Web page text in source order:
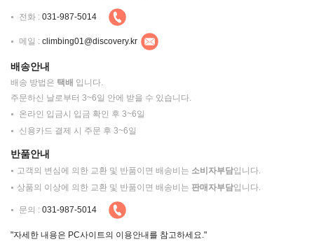
전화 : 031-987-5014
메일 : climbing01@discovery.kr
배송안내
배송 방법은 택배 입니다.
주문하신 날로부터 3~6일 안에 받을 수 있습니다.
온라인 입금시 입금 확인 후 3~6일
신용카드 결제 시 주문 후 3~6일
반품안내
고객의 변심에 의한 교환 및 반품이면 배송비는 소비자부담입니다.
상품의 이상에 의한 교환 및 반품이면 배송비는 판매자부담입니다.
문의 : 031-987-5014
"자세한 내용은 PC사이트의 이용안내를 참고하세요."